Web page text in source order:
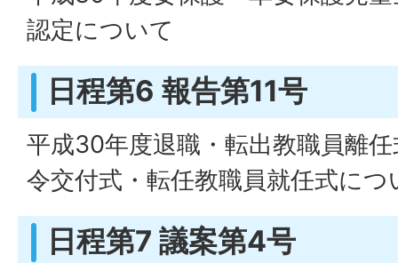
認定について
日程第6 報告第11号
平成30年度退職・転出教職員離
令交付式・転任教職員就任式につ
日程第7 議案第4号